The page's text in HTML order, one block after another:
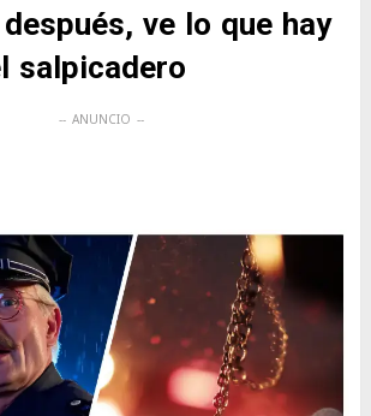
ve lo que hay
salpicadero